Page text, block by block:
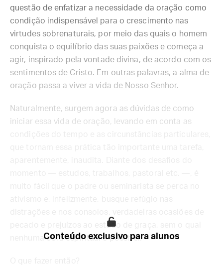
questão de enfatizar a necessidade da oração como
condição indispensável para o crescimento nas
virtudes sobrenaturais, por meio das quais o homem
conquista o equilíbrio das suas paixões e começa a
agir, inspirado pela vontade divina, de acordo com os
sentimentos de Cristo. Em outras palavras, a alma de
oração passa a viver a vida de Nosso Senhor.
Naturalmente, surgem agora as dúvidas de como
iniciar essa vida de oração, levando em conta as
pecado e prejuízos ao estado de graça, sem o qual
nenhuma obra espiritual é possível.
Conteúdo exclusivo para alunos